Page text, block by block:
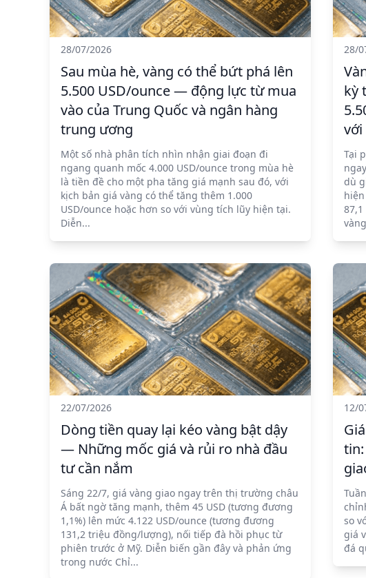
28/07/2026
Sau mùa hè, vàng có thể bứt phá lên
5.500 USD/ounce — động lực từ mua
vào của Trung Quốc và ngân hàng
trung ương
Một số nhà phân tích nhìn nhận giai đoạn đi
ngang quanh mốc 4.000 USD/ounce trong mùa hè
là tiền đề cho một pha tăng giá mạnh sau đó, với
kịch bản giá vàng có thể tăng thêm 1.000
USD/ounce hoặc hơn so với vùng tích lũy hiện tại.
Diễn...
28/
kỳ
với
Tại
dù
22/07/2026
Dòng tiền quay lại kéo vàng bật dậy
— Những mốc giá và rủi ro nhà đầu
tư cần nắm
Sáng 22/7, giá vàng giao ngay trên thị trường châu
Á bất ngờ tăng mạnh, thêm 45 USD (tương đương
1,1%) lên mức 4.122 USD/ounce (tương đương
131,2 triệu đồng/lượng), nối tiếp đà hồi phục từ
phiên trước ở Mỹ. Diễn biến gần đây và phản ứng
trong nước Chỉ...
12/
so
giá
đá